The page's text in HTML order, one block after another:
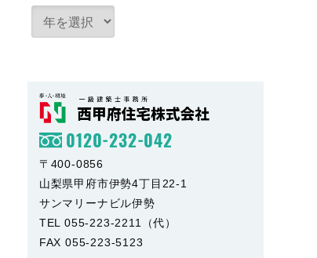
0120-232-042
〒400-0856
山梨県甲府市伊勢4丁目22-1
サンマリーナビル伊勢
TEL 055-223-2211（代）
FAX 055-223-5123